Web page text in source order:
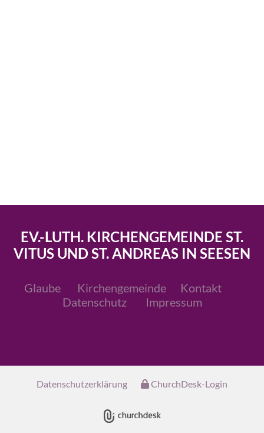
EV.-LUTH. KIRCHENGEMEINDE ST.
VITUS UND ST. ANDREAS IN SEESEN
Glaube Kirchengemeinde
Kontakt
Datenschutz
Impressum
Datenschutzerklärung ChurchDesk-Login